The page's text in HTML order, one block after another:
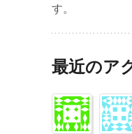
す。
最近のア